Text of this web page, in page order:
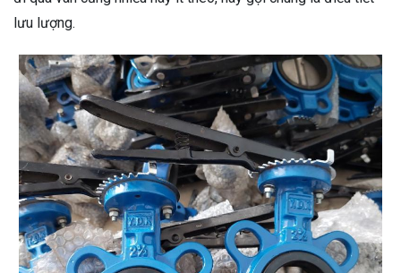
lưu lượng.